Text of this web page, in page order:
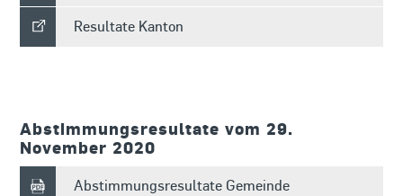
Resultate Kanton
Abstimmungsresultate vom 29.
November 2020
Abstimmungsresultate Gemeinde